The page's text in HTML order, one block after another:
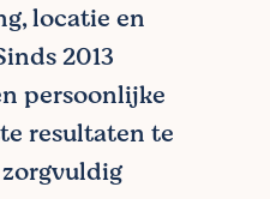
locatie en
2013
persoonlijke
resultaten te